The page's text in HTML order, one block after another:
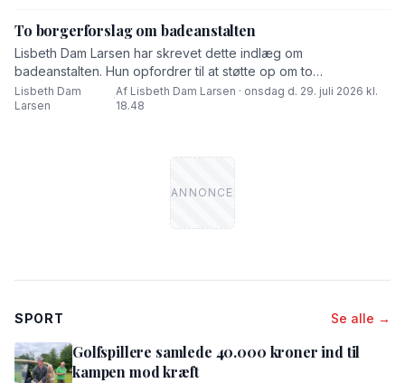
To borgerforslag om badeanstalten
Lisbeth Dam Larsen har skrevet dette indlæg om
badeanstalten. Hun opfordrer til at støtte op om to
borgerforslag.
Lisbeth Dam
Larsen
·
Af Lisbeth Dam Larsen · onsdag d. 29. juli 2026 kl.
18.48
SPORT Se alle →
Golfspillere samlede 40.000 kroner ind til
kampen mod kræft